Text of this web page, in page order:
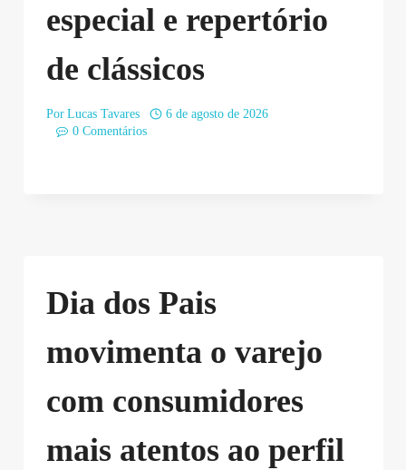
especial e repertório
de clássicos
Por Lucas Tavares
6 de agosto de 2026
0 Comentários
Dia dos Pais
movimenta o varejo
com consumidores
mais atentos ao perfil